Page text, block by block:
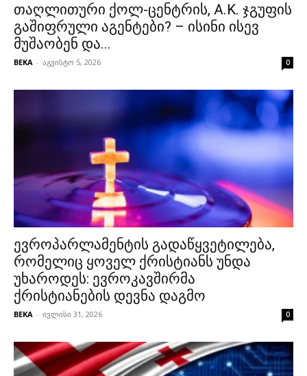
თაღლითური ქოლ-ცენტრის, A.K. ჯგუფის
გაშიფრული აგენტები? – ისინი ისევ
მუშაობენ და...
BEKA - აგვისტო 5, 2026 0
ევროპარლამენტის გადაწყვეტილება,
რომელიც ყოველ ქრისტიანს უნდა
უხაროდეს: ევროკავშირმა
ქრისტიანების დევნა დაგმო
BEKA - ივლისი 31, 2026 0